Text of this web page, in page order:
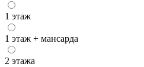
1 этаж
1 этаж + мансарда
2 этажа